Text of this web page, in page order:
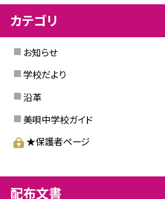
カテゴリ
お知らせ
学校だより
沿革
美唄中学校ガイド
★保護者ページ
配布文書